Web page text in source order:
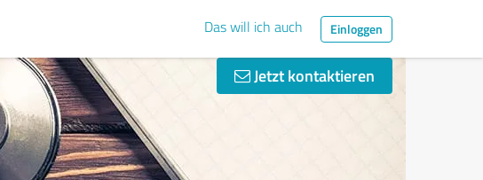
Das will ich auch Einloggen
Jetzt kontaktieren